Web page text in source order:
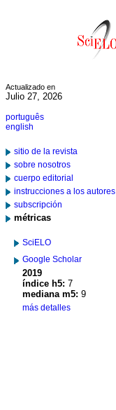
Actualizado en
Julio 27, 2026
português
english
sitio de la revista
sobre nosotros
cuerpo editorial
instrucciones a los autores
subscripción
métricas
SciELO
Google Scholar
2019
índice h5: 7
mediana m5: 9
más detalles